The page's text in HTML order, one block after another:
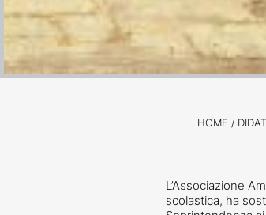
HOME /
L’Associazione
scolastica, ha